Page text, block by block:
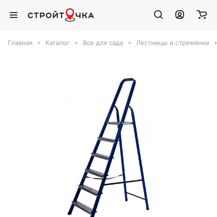
Главная Каталог Все для сада Лестницы и стремянки